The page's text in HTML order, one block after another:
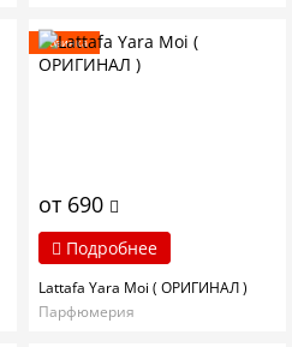
Новинка
от 690
Подробнее
Lattafa Yara Moi ( ОРИГИНАЛ )
Парфюмерия